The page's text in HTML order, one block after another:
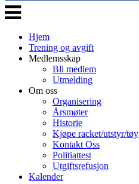
Veksle
navigasjon
Hjem
Trening og avgift
Medlemsskap
Bli medlem
Utmelding
Om oss
Organisering
Årsmøter
Historie
Kjøpe racket/utstyr/tøy
Kontakt Oss
Politiattest
Utgiftsrefusjon
Kalender